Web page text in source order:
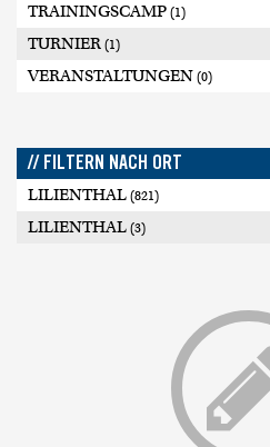
TRAININGSCAMP (1)
TURNIER (1)
VERANSTALTUNGEN (0)
// FILTERN NACH ORT
LILIENTHAL (821)
LILIENTHAL (3)